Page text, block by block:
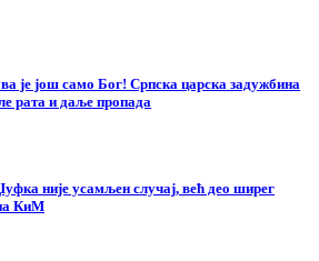
је још само Бог! Српска царска задужбина
рата и даље пропада
није усамљен случај, већ део ширег
КиМ